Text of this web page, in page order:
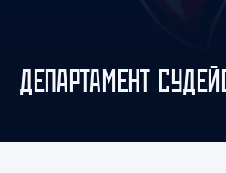
ДЕПАРТАМЕНТ